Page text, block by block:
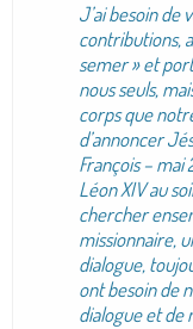
J’ai besoin de
contributions,
semer » et
nous seuls,
corps que
d’annoncer
François – mai
Léon XIV au
chercher
missionnaire,
dialogue,
ont besoin de
dialogue et de